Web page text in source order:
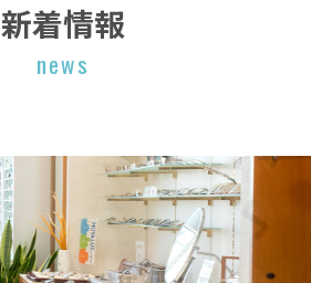
新着情報
news